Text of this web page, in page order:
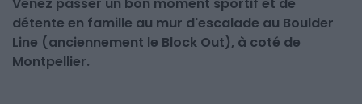
Venez passer un bon moment sportif et de
détente en famille au mur d'escalade au Boulder
Line (anciennement le Block Out), à coté de
Montpellier.